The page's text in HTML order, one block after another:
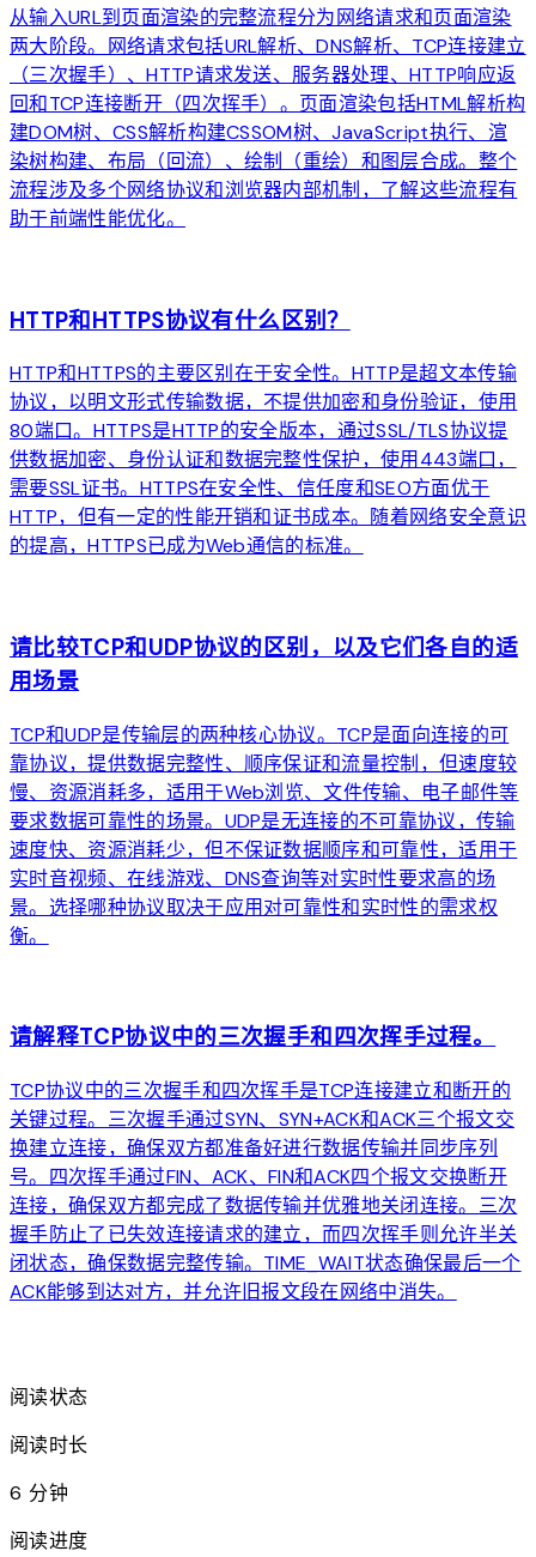
从输入URL到页面渲染的完整流程分为网络请求和页面渲染
两大阶段。网络请求包括URL解析、DNS解析、TCP连接建立
（三次握手）、HTTP请求发送、服务器处理、HTTP响应返
回和TCP连接断开（四次挥手）。页面渲染包括HTML解析构
建DOM树、CSS解析构建CSSOM树、JavaScript执行、渲
染树构建、布局（回流）、绘制（重绘）和图层合成。整个
流程涉及多个网络协议和浏览器内部机制，了解这些流程有
助于前端性能优化。
HTTP和HTTPS协议有什么区别？
HTTP和HTTPS的主要区别在于安全性。HTTP是超文本传输
协议，以明文形式传输数据，不提供加密和身份验证，使用
80端口。HTTPS是HTTP的安全版本，通过SSL/TLS协议提
供数据加密、身份认证和数据完整性保护，使用443端口，
需要SSL证书。HTTPS在安全性、信任度和SEO方面优于
HTTP，但有一定的性能开销和证书成本。随着网络安全意识
的提高，HTTPS已成为Web通信的标准。
请比较TCP和UDP协议的区别，以及它们各自的适
用场景
TCP和UDP是传输层的两种核心协议。TCP是面向连接的可
靠协议，提供数据完整性、顺序保证和流量控制，但速度较
慢、资源消耗多，适用于Web浏览、文件传输、电子邮件等
要求数据可靠性的场景。UDP是无连接的不可靠协议，传输
速度快、资源消耗少，但不保证数据顺序和可靠性，适用于
实时音视频、在线游戏、DNS查询等对实时性要求高的场
景。选择哪种协议取决于应用对可靠性和实时性的需求权
衡。
请解释TCP协议中的三次握手和四次挥手过程。
TCP协议中的三次握手和四次挥手是TCP连接建立和断开的
关键过程。三次握手通过SYN、SYN+ACK和ACK三个报文交
换建立连接，确保双方都准备好进行数据传输并同步序列
号。四次挥手通过FIN、ACK、FIN和ACK四个报文交换断开
连接，确保双方都完成了数据传输并优雅地关闭连接。三次
握手防止了已失效连接请求的建立，而四次挥手则允许半关
闭状态，确保数据完整传输。TIME_WAIT状态确保最后一个
ACK能够到达对方，并允许旧报文段在网络中消失。
阅读状态
阅读时长
6 分钟
阅读进度